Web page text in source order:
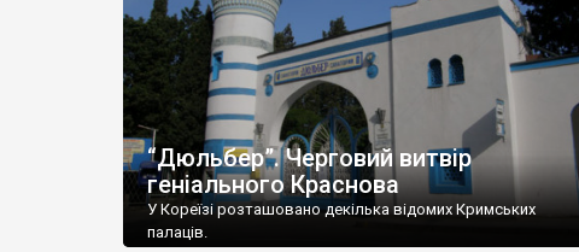
“Дюльбер”. Черговий витвір
геніального Краснова
У Кореїзі розташовано декілька відомих Кримських
палаців.